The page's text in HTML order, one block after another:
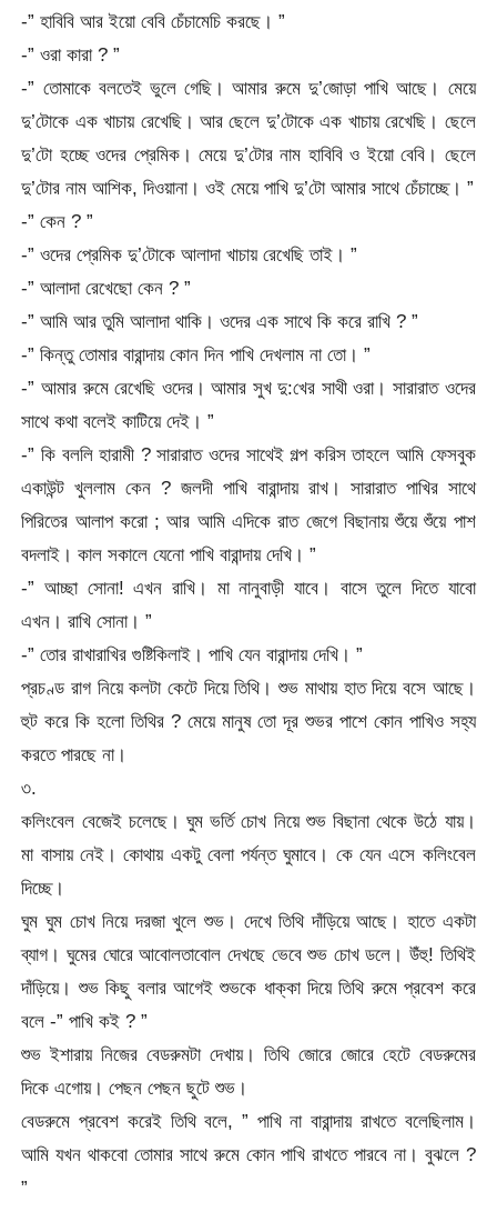
-” হাবিবি আর ইয়ো বেবি চেঁচামেচি করছে। ”
-” ওরা কারা ? ”
-” তোমাকে বলতেই ভুলে গেছি। আমার রুমে দু’জোড়া পাখি আছে। মেয়ে
দু’টোকে এক খাচায় রেখেছি। আর ছেলে দু’টোকে এক খাচায় রেখেছি। ছেলে
দু’টো হচ্ছে ওদের প্রেমিক। মেয়ে দু’টোর নাম হাবিবি ও ইয়ো বেবি। ছেলে
দু’টোর নাম আশিক, দিওয়ানা। ওই মেয়ে পাখি দু’টো আমার সাথে চেঁচাচ্ছে। ”
-” কেন ? ”
-” ওদের প্রেমিক দু’টোকে আলাদা খাচায় রেখেছি তাই। ”
-” আলাদা রেখেছো কেন ? ”
-” আমি আর তুমি আলাদা থাকি। ওদের এক সাথে কি করে রাখি ? ”
-” কিন্তু তোমার বারান্দায় কোন দিন পাখি দেখলাম না তো। ”
-” আমার রুমে রেখেছি ওদের। আমার সুখ দু:খের সাথী ওরা। সারারাত ওদের
সাথে কথা বলেই কাটিয়ে দেই। ”
-” কি বললি হারামী ? সারারাত ওদের সাথেই গল্প করিস তাহলে আমি ফেসবুক
একাউন্ট খুললাম কেন ? জলদী পাখি বারান্দায় রাখ। সারারাত পাখির সাথে
পিরিতের আলাপ করো ; আর আমি এদিকে রাত জেগে বিছানায় শুঁয়ে শুঁয়ে পাশ
বদলাই। কাল সকালে যেনো পাখি বারান্দায় দেখি। ”
-” আচ্ছা সোনা! এখন রাখি। মা নানুবাড়ী যাবে। বাসে তুলে দিতে যাবো
এখন। রাখি সোনা। ”
-” তোর রাখারাখির গুষ্টিকিলাই। পাখি যেন বারান্দায় দেখি। ”
প্রচণ্ড রাগ নিয়ে কলটা কেটে দিয়ে তিথি। শুভ মাথায় হাত দিয়ে বসে আছে।
হুট করে কি হলো তিথির ? মেয়ে মানুষ তো দূর শুভর পাশে কোন পাখিও সহ্য
করতে পারছে না।
৩.
কলিংবেল বেজেই চলেছে। ঘুম ভর্তি চোখ নিয়ে শুভ বিছানা থেকে উঠে যায়।
মা বাসায় নেই। কোথায় একটু বেলা পর্যন্ত ঘুমাবে। কে যেন এসে কলিংবেল
দিচ্ছে।
ঘুম ঘুম চোখ নিয়ে দরজা খুলে শুভ। দেখে তিথি দাঁড়িয়ে আছে। হাতে একটা
ব্যাগ। ঘুমের ঘোরে আবোলতাবোল দেখছে ভেবে শুভ চোখ ডলে। উঁহু! তিথিই
দাঁড়িয়ে। শুভ কিছু বলার আগেই শুভকে ধাক্কা দিয়ে তিথি রুমে প্রবেশ করে
বলে -” পাখি কই ? ”
শুভ ইশারায় নিজের বেডরুমটা দেখায়। তিথি জোরে জোরে হেটে বেডরুমের
দিকে এগোয়। পেছন পেছন ছুটে শুভ।
বেডরুমে প্রবেশ করেই তিথি বলে, ” পাখি না বারান্দায় রাখতে বলেছিলাম।
আমি যখন থাকবো তোমার সাথে রুমে কোন পাখি রাখতে পারবে না। বুঝলে ?
”